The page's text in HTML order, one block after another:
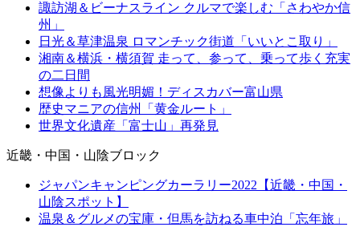
諏訪湖＆ビーナスライン クルマで楽しむ「さわやか信
州」
日光＆草津温泉 ロマンチック街道「いいとこ取り」
湘南＆横浜・横須賀 走って、参って、乗って歩く充実
の二日間
想像よりも風光明媚！ディスカバー富山県
歴史マニアの信州「黄金ルート」
世界文化遺産「富士山」再発見
近畿・中国・山陰ブロック
ジャパンキャンピングカーラリー2022【近畿・中国・
山陰スポット】
温泉＆グルメの宝庫・但馬を訪ねる車中泊「忘年旅」